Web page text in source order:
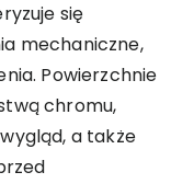
się
mechaniczne,
Powierzchnie
chromu,
a także